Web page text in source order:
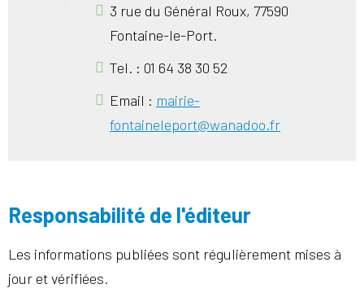
3 rue du Général Roux, 77590
Fontaine-le-Port.
Tel. : 01 64 38 30 52
Email : mairie-
fontaineleport@wanadoo.fr
Responsabilité de l'éditeur
Les informations publiées sont régulièrement mises à
jour et vérifiées.